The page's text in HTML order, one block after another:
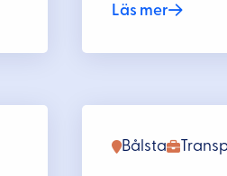
Läs mer
Bålsta